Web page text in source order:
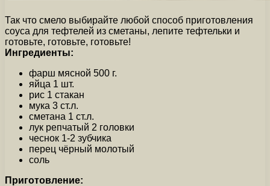
Так что смело выбирайте любой способ приготовления
соуса для тефтелей из сметаны, лепите тефтельки и
готовьте, готовьте, готовьте!
Ингредиенты:
фарш мясной 500 г.
яйца 1 шт.
рис 1 стакан
мука 3 ст.л.
сметана 1 ст.л.
лук репчатый 2 головки
чеснок 1-2 зубчика
перец чёрный молотый
соль
Приготовление: